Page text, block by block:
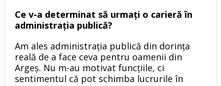
Ce v-a determinat să urmați o carieră în
administrația publică?
Am ales administrația publică din dorința
reală de a face ceva pentru oamenii din
Argeș. Nu m-au motivat funcțiile, ci
sentimentul că pot schimba lucrurile în